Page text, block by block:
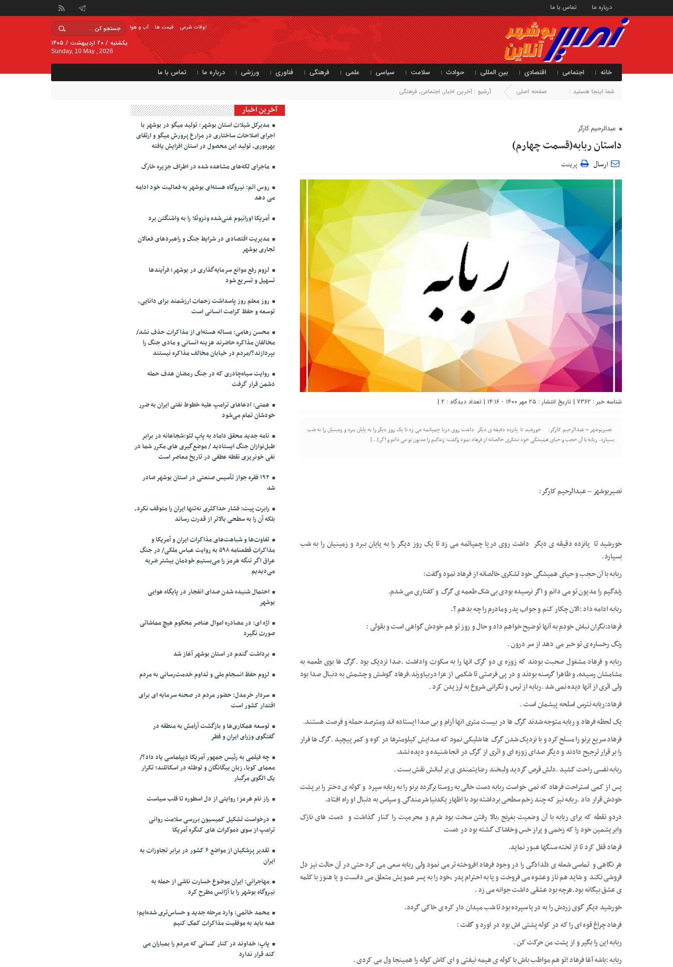
درباره ما تماس با ما
آب و هوا قیمت ها اوقات شرعی
یکشنبه / ۲۰ اردیبهشت / ۱۴۰۵
Sunday, 10 May , 2026
خانه اجتماعی اقتصادی بین المللی حوادث سلامت سیاسی علمی فرهنگی فناوری ورزشی درباره ما تماس با ما
شما اینجا هستید : صفحه اصلی آرشیو : آخرین اخبار, اجتماعی, فرهنگی
عبدالرحیم کارگر
داستان ربابه(قسمت چهارم)
ارسال پرینت
شناسه خبر : 7362 | تاریخ انتشار : ۲۵ مهر ۱۴۰۰ - ۱۴:۱۶ | تعداد دیدگاه : 2
|
نصیربوشهر – عبدالرحیم کارگر: خورشید تا پانزده دقیقه ی دیگر داشت روی دریا چمپاتمه می زد تا یک روز دیگر را به پایان ببرد و زمینیان را به شب
بسپارد.‌ ربابه با آن حجب و حیای همیشگی خود تشکری خالصانه از فرهاد نمود و‌گفت: زندگیم را مدیون تو می دانم و اگر […]
نصیربوشهر – عبدالرحیم کارگر:
خورشید تا پانزده دقیقه ی دیگر داشت روی دریا چمپاتمه می زد تا یک روز دیگر را به پایان ببرد و زمینیان را به شب
بسپارد.‌
ربابه با آن حجب و حیای همیشگی خود تشکری خالصانه از فرهاد نمود و‌گفت:
زندگیم را مدیون تو می دانم و اگر نرسیده بودی بی شک طعمه ی گرگ و کفتاری می شدم.
ربابه ادامه داد :الان چکار کنم و جواب پدر و‌مادرم را چه بدهم ؟.
فرهاد:نگران نباش خودم به آنها توضیح خواهم داد و حال و روز تو هم خودش گواهی است و بقولی :
رنگ رخساره ی تو خبر می دهد از سر درون .
ربابه و فرهاد مشغول صحبت بودند که زوزه ی دو گرک انها را به سکوت واداشت .صدا نزدیک بود .گرگ ها بوی طعمه به
مشامشان رسیده، و ظاهرا گرسنه بودند و در پی فرصتی تا شکمی از عزا دربیاورند.فرهاد گوشش و چشمش به دنبال صدا بود
ولی اثری از آنها دیده نمی شد .ربابه از ترس و نگرانی شروع به لرزیدن کرد .
فرهاد:ربابه نترس اسلحه پیشمان است .
یک لحظه فرهاد و ربابه متوجه شدند گرگ ها در بیست متری انها آرام و بی صدا ایستاده اند و‌مترصد حمله و فرصت هستند.
فرهاد سریع برنو را مسلح کرد و با نزدیک شدن گرگ ها شلیکی نمود که صدایش کیلومترها در کوه و کمر پیچید .گرگ ها فرار
را بر قرار ترجیح دادند و دیگر صدای زوزه ای و اثری از گرگ در انجا شنیده و دیده نشد.
ربابه نفسی راحت کشید .دلش قرص گردید ولبخند رضایتمندی ی بر لبانش نقش بست .
پس از کمی استراحت فرهاد که نمی خواست ربابه دست خالی به روستا برگردد برنو را به ربابه سپرد و کوله ی دختر را بر پشت
خودش قرار داد .ربابه نیز که چند زخم سطحی برداشته بود با اظهار یکدنیا شرمندگی و سپاس به دنبال او راه افتاد.
دردو نقطه که برای ربابه با آن وضعیت بغرنج ،بالا رفتن سخت بود شرم و محرمیت را کنار گذاشت و دست های نازک
وابریشمین خود را که زخمی و پراز خس وخاشاک گشته بود در دست
فرهاد قفل کرد تا از تخته سنگها عبور نماید.
هر نگاهی و تماسی شعله ی دلدادگی را در وجود فرهاد افروخته تر می نمود ولی ربابه سعی می کرد حتی در آن حالت نیز دل
فروشی نکند و شاید هم ناز وعشوه می فروخت و یا به احترام پدر ،خود را به پسر عمویش متعلق می دانست و یا هنوز با کلمه
ی عشق بیگانه بود.هرچه بود عشقی داشت جوانه می زد .
خورشید دیگر گوی زردش را به دریا سپرده بود تا شب میدان دار کره ی خاکی گردد.
فرهاد چراغ قوه ای را که در کوله پشتی اش بود در اورد و گفت :
ربابه این را بگیر و از پشت من حرکت کن .
ربابه :باشه آغا فرهاد ؛تو هم مواظب باش با کوله ی هیمه نیفتی و ای کاش کوله را همینجا ول می کردی .
آخرین اخبار
مدیرکل شیلات استان بوشهر: تولید میگو در بوشهر با
اجرای اصلاحات ساختاری در مزارع پرورش میگو و ارتقای
بهره‌وری، تولید این محصول در استان افزایش یافته
ماجرای لکه‌های مشاهده شده در اطراف جزیره خارگ
روس اتم: نیروگاه هسته‌ای بوشهر به فعالیت خود ادامه
می دهد
آمریکا اورانیوم غنی‌شده ونزوئلا را به واشنگتن برد
مدیریت اقتصادی در شرایط جنگ و راهبردهای فعالان
تجاری بوشهر
لزوم رفع موانع سرمایه‌گذاری در بوشهر؛ فرآیندها
تسهیل و تسریع شود
روز معلم روز پاسداشت زحمات ارزشمند برای دانایی،
توسعه و حفظ کرامت انسانی است
محسن رهامی: مساله هسته‌ای از مذاکرات حذف نشد/
مخالفان مذاکره حاضرند هزینه انسانی و مادی جنگ را
بپردازند؟/مردم در خیابان مخالف مذاکره نیستند
روایت سیاه‌چادری که در جنگ رمضان هدف حمله
دشمن قرار گرفت
همتی: ادعاهای ترامپ علیه خطوط نفتی ایران به ضرر
خودشان تمام می‌شود
نامه جدید محقق داماد به پاپ لئو:شجاعانه در برابر
طبل‌نوازان جنگ ایستادید / موضع‌گیری های مکرر شما در
نفی خونریزی نقطه عطفی در تاریخ معاصر است
۱۹۲ فقره جواز تأسیس صنعتی در استان بوشهر صادر
شد
رابرت پیت: فشار حداکثری نه‌تنها ایران را متوقف نکرد،
بلکه آن را به سطحی بالاتر از قدرت رساند
تفاوت‌ها و شباهت‌های مذاکرات ایران و آمریکا و
مذاکرات قطعنامه ۵۹۸ به روایت عباس ملکی/ در جنگ
عراق اگر تنگه هرمز را می‌بستیم خودمان بیشتر ضربه
می‌دیدیم
احتمال شنیده شدن صدای انفجار در پایگاه هوایی
بوشهر
اژه ای: در مصادره اموال عناصر محکوم هیچ مماشاتی
صورت نگیرد
برداشت گندم در استان بوشهر آغاز شد
لزوم حفظ انسجام ملی و تداوم خدمت‌رسانی به مردم
سردار خرمدل: حضور مردم در صحنه سرمایه ای برای
اقتدار کشور است
توسعه همکاری‌ها و بازگشت آرامش به منطقه در
گفتگوی وزرای ایران و قطر
چه فیلمی به رئیس جمهور آمریکا دیپلماسی یاد داد؟/
معمای کوبا، زبان بیگانگان و توطئه در اسکاتلند؛ تکرار
یک الگوی مرگبار
راز نام هرمز؛ روایتی از دل اسطوره تا قلب سیاست
درخواست تشکیل کمیسیون بررسی سلامت روانی
ترامپ از سوی دموکرات های کنگره آمریکا
تقدیر پزشکیان از مواضع ۶ کشور در برابر تجاوزات به
ایران
مهاجرانی: ایران موضوع خسارت ناشی از حمله به
نیروگاه بوشهر را با آژانس مطرح کرد
محمد خاتمی: وارد مرحله جدید و حساس‌تری شده‌ایم؛
همه باید به موفقیت مذاکرات کمک کنیم
پاپ: خداوند در کنار کسانی که مردم را بمباران می
کند قرار ندارد